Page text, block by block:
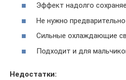
Эффект надолго
Не нужно
Сильные охлаждающие
Подходит и для
Недостатки: